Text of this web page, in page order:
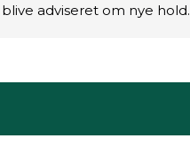
adviseret om nye hold.